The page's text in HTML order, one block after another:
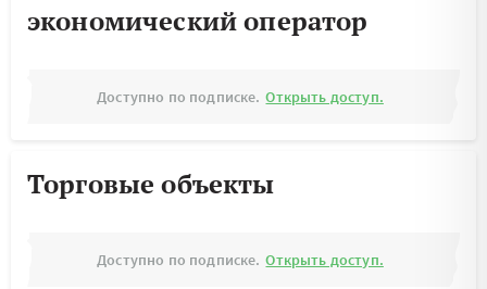
экономический оператор
Доступно по подписке. Открыть доступ.
Торговые объекты
Доступно по подписке. Открыть доступ.